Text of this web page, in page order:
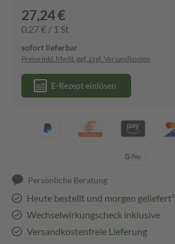
27,24 €
0,27 € / 1 St
sofort lieferbar
Preise inkl. MwSt. ggf. zzgl. Versandkosten
E-Rezept einlösen
Persönliche Beratung
Heute bestellt und morgen geliefert³
Wechselwirkungscheck inklusive
Versandkostenfreie Lieferung